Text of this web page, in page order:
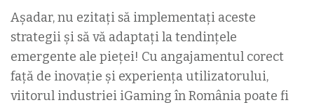
Așadar, nu ezitați să implementați aceste
strategii și să vă adaptați la tendințele
emergente ale pieței! Cu angajamentul corect
față de inovație și experiența utilizatorului,
viitorul industriei iGaming în România poate fi